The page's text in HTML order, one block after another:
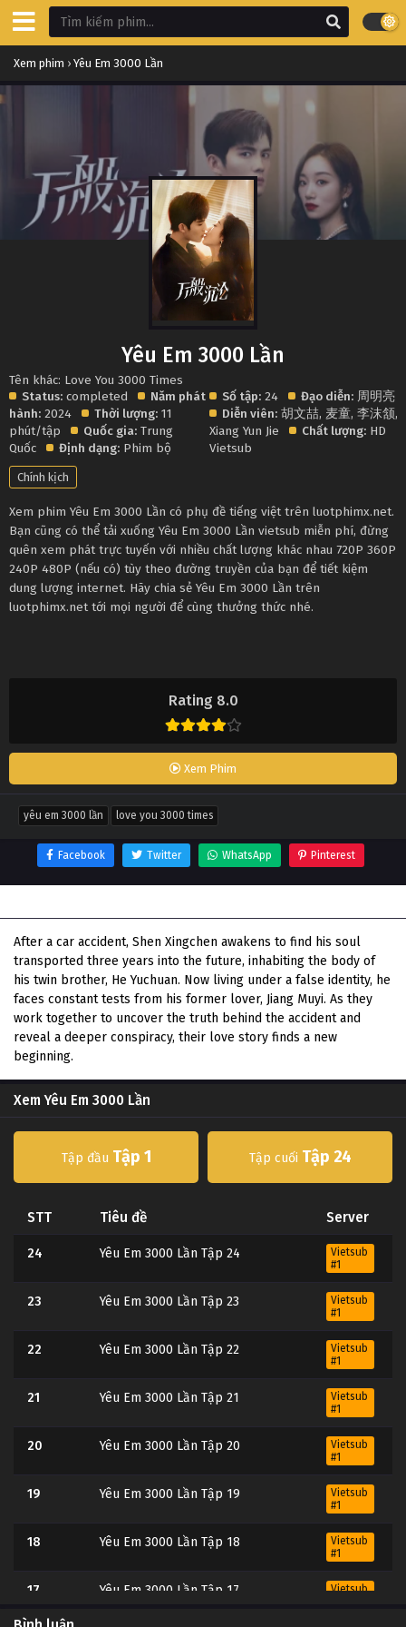
Xem phim › Yêu Em 3000 Lần
Rating 8.0
Xem Phim
Yêu Em 3000 Lần
Tên khác: Love You 3000 Times
Status: completed
Năm phát
hành: 2024 Thời lượng: 11
phút/tập
Quốc gia: Trung
Quốc
Định dạng: Phim bộ
Số tập: 24 Đạo diễn: 周明亮
Diễn viên: 胡文喆, 麦童,李沫颔,
Xiang Yun Jie
Chất lượng:
Vietsub
Chính kịch
Xem phim Yêu Em 3000 Lần có phụ đề tiếng việt trên luotphimx.net.
Bạn cũng có thể tải xuống Yêu Em 3000 Lần vietsub miễn phí, đừng
quên xem phát trực tuyến với nhiều chất lượng khác nhau 720P 360P
240P 480P (nếu có) tùy theo đường truyền của bạn để tiết kiệm
dung lượng internet. Hãy chia sẻ Yêu Em 3000 Lần trên
luotphimx.net tới mọi người để cùng thưởng thức nhé.
yêu em 3000 lần love you 3000 times
Facebook Twitter WhatsApp Pinterest
After a car accident, Shen Xingchen awakens to find his soul
transported three years into the future, inhabiting the body of
his twin brother, He Yuchuan. Now living under a false identity, he
faces constant tests from his former lover, Jiang Muyi. As they
work together to uncover the truth behind the accident and
reveal a deeper conspiracy, their love story finds a new
beginning.
Xem Yêu Em 3000 Lần
Tập đầu Tập 1 Tập cuối Tập 24
STT Tiêu đề Server
24 Yêu Em 3000 Lần Tập 24
Vietsub
#1
23 Yêu Em 3000 Lần Tập 23
Vietsub
#1
22 Yêu Em 3000 Lần Tập 22
Vietsub
#1
21 Yêu Em 3000 Lần Tập 21
Vietsub
#1
20 Yêu Em 3000 Lần Tập 20
Vietsub
#1
19 Yêu Em 3000 Lần Tập 19
Vietsub
#1
18 Yêu Em 3000 Lần Tập 18
Vietsub
#1
17 Yêu Em 3000 Lần Tập 17
Vietsub